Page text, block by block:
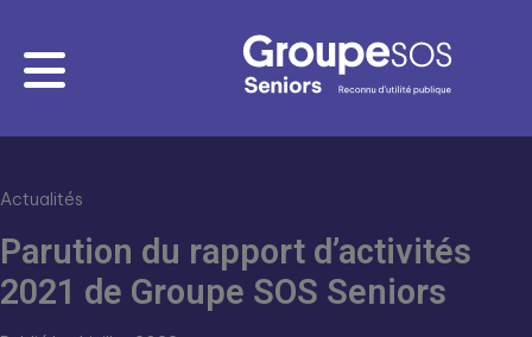
Actualités
Parution du rapport d’activités
2021 de Groupe SOS Seniors